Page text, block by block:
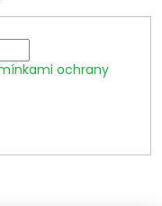
ochrany